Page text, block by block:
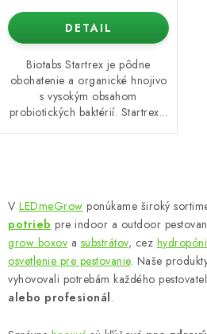
DETAIL
Biotabs Startrex je pôdne
obohatenie a organické hnojivo
s vysokým obsahom
probiotických baktérií. Startrex...
v
l
á
d
a
c
i
V LEDmeGrow ponúkame široký
potrieb pre indoor a outdoor
grow boxov a substrátov, cez
osvetlenie pre pestovanie. Naše
vyhovovali potrebám každého
alebo profesionál.